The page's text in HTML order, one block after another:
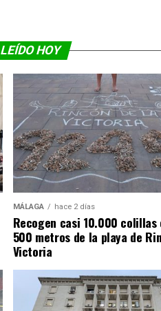
HOY
MÁLAGA hace 2 días
Recogen casi 10.000 colillas
500 metros de la playa de
Victoria